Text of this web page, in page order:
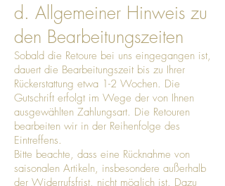
d. Allgemeiner Hinweis zu
den Bearbeitungszeiten
Sobald die Retoure bei uns eingegangen ist,
dauert die Bearbeitungszeit bis zu Ihrer
Rückerstattung etwa 1-2 Wochen. Die
Gutschrift erfolgt im Wege der von Ihnen
ausgewählten Zahlungsart. Die Retouren
bearbeiten wir in der Reihenfolge des
Eintreffens.
Bitte beachte, dass eine Rücknahme von
saisonalen Artikeln, insbesondere außerhalb
der Widerrufsfrist, nicht möglich ist. Dazu